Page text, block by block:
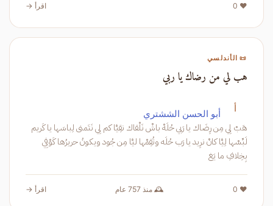
❤️ 0 اقرأ →
📜 الأندلسي
هب لي من رضاك يا ربي
أ أبو الحسن الششتري
هَبْ لِي مِن رِضَاك يا رَبي حُلَهْ باشْ نَلْقاك نقِيَّا كم لِي نَتَمنى لِباسَها يا كَريم
لَبِّسْها لِيَّا كانْ نرِيد يا رَب حُلَه وتُقِمْها ليَّا مِن جُود ويكونُ حريرُها كَوْفِي
بِخِلافِ ما يَغ
❤️ 0 🕰️ منذ 757 عام اقرأ →